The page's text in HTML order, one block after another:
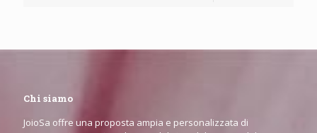
Chi siamo
JoioSa offre una proposta ampia e personalizzata di